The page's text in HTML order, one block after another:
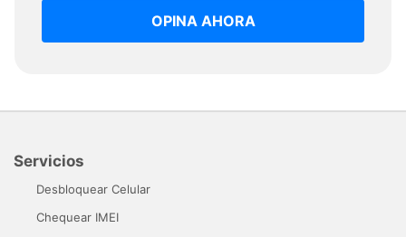
OPINA AHORA
Servicios
Desbloquear Celular
Chequear IMEI